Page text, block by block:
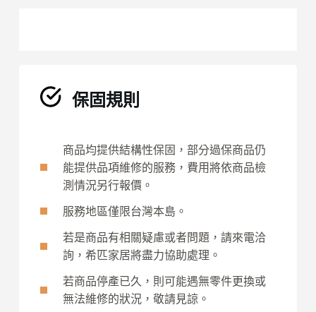
保固規則
商品均提供結構性保固，部分過保商品仍
能提供品項維修的服務，費用將依商品檢
測情況另行報價。
服務地區僅限台灣本島。
若是商品有相關疑慮或者問題，請來電洽
詢，希匹家居將盡力協助處理。
若商品停產已久，則可能遇無零件更換或
無法維修的狀況，敬請見諒。